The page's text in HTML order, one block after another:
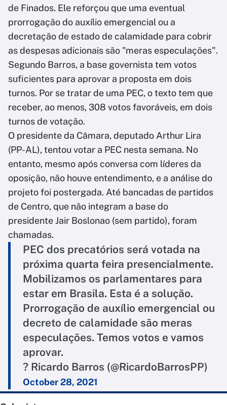
de Finados. Ele reforçou que uma eventual
prorrogação do auxílio emergencial ou a
decretação de estado de calamidade para cobrir
as despesas adicionais são "meras especulações".
Segundo Barros, a base governista tem votos
suficientes para aprovar a proposta em dois
turnos. Por se tratar de uma PEC, o texto tem que
receber, ao menos, 308 votos favoráveis, em dois
turnos de votação.
O presidente da Câmara, deputado Arthur Lira
(PP-AL), tentou votar a PEC nesta semana. No
entanto, mesmo após conversa com líderes da
oposição, não houve entendimento, e a análise do
projeto foi postergada. Até bancadas de partidos
de Centro, que não integram a base do
presidente Jair Boslonao (sem partido), foram
chamadas.
PEC dos precatórios será votada na
próxima quarta feira presencialmente.
Mobilizamos os parlamentares para
estar em Brasila. Esta é a solução.
Prorrogação de auxílio emergencial ou
decreto de calamidade são meras
especulações. Temos votos e vamos
aprovar.
? Ricardo Barros (@RicardoBarrosPP)
October 28, 2021